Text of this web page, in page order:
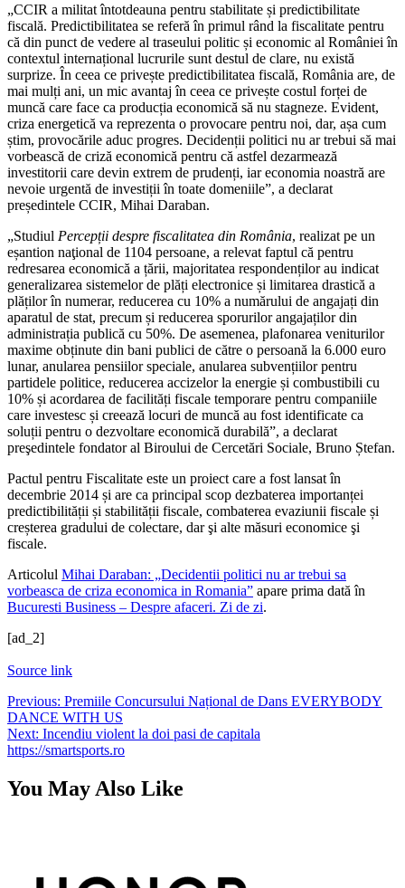
„CCIR a militat întotdeauna pentru stabilitate și predictibilitate
fiscală. Predictibilitatea se referă în primul rând la fiscalitate pentru
că din punct de vedere al traseului politic și economic al României în
contextul internațional lucrurile sunt destul de clare, nu există
surprize. În ceea ce privește predictibilitatea fiscală, România are, de
mai mulți ani, un mic avantaj în ceea ce privește costul forței de
muncă care face ca producția economică să nu stagneze. Evident,
criza energetică va reprezenta o provocare pentru noi, dar, așa cum
știm, provocările aduc progres. Decidenții politici nu ar trebui să mai
vorbească de criză economică pentru că astfel dezarmează
investitorii care devin extrem de prudenți, iar economia noastră are
nevoie urgentă de investiții în toate domeniile”, a declarat
președintele CCIR, Mihai Daraban.
„Studiul Percepții despre fiscalitatea din România, realizat pe un
eșantion naţional de 1104 persoane, a relevat faptul că pentru
redresarea economică a țării, majoritatea respondenților au indicat
generalizarea sistemelor de plăți electronice și limitarea drastică a
plăților în numerar, reducerea cu 10% a numărului de angajați din
aparatul de stat, precum și reducerea sporurilor angajaților din
administrația publică cu 50%. De asemenea, plafonarea veniturilor
maxime obținute din bani publici de către o persoană la 6.000 euro
lunar, anularea pensiilor speciale, anularea subvențiilor pentru
partidele politice, reducerea accizelor la energie și combustibili cu
10% și acordarea de facilități fiscale temporare pentru companiile
care investesc și creează locuri de muncă au fost identificate ca
soluții pentru o dezvoltare economică durabilă”, a declarat
preşedintele fondator al Biroului de Cercetări Sociale, Bruno Ștefan.
Pactul pentru Fiscalitate este un proiect care a fost lansat în
decembrie 2014 și are ca principal scop dezbaterea importanței
predictibilității și stabilității fiscale, combaterea evaziunii fiscale și
creșterea gradului de colectare, dar şi alte măsuri economice şi
fiscale.
Articolul Mihai Daraban: „Decidentii politici nu ar trebui sa
vorbeasca de criza economica in Romania” apare prima dată în
Bucuresti Business – Despre afaceri. Zi de zi.
[ad_2]
Source link
Navigare
în
articole
Previous: Premiile Concursului Național de Dans EVERYBODY
DANCE WITH US
Next: Incendiu violent la doi pasi de capitala
https://smartsports.ro
You May Also Like